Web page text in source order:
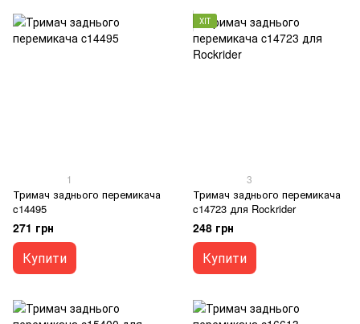
1
Тримач заднього перемикача
c14495
271 грн
Купити
ХІТ
3
Тримач заднього перемикача
c14723 для Rockrider
248 грн
Купити